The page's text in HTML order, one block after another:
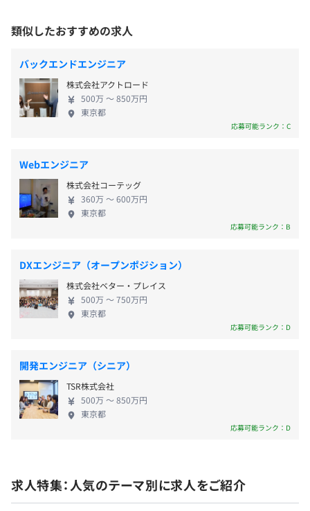
※開発環境：PHP、MySQL
■仮想通貨アプリ開発
バックエンド開発
iOsアプリ、Androidアプリのリリース対応も実施
チーム体制：SE1名、PG2名
■売上管理システム開発
不動産関係の売上管理システムの開発
工程は、詳細設計・製造・テストを対応
チーム体制：SE1名、PG4名
※開発環境：PHP、Vue.js、MySQL、JavaScript
■コールセンター向けシステム開発
主な業務内容は、新機能追加、不具合改善、運用改善など
の開発を対応
チーム体制：SE1名、PG2名
※開発環境：JavaScript（Vue.js）、HTML5、CSS3
■広告管理システムの機能開発
アフィリエイトサイトにおけるメディア、広告主の売上管
理も可能なアプリの開発
チーム体制：SE1名、PG4名
※開発環境：PHP（CakePHP）、Javascript
勤怠管理・シフト管理・有給休暇管理などが可能なシステ
■給与先払い制度（給料日前に支払いもOK）
■社員旅行あり
■友達紹介制度
■資格支援制度（資格取得により資格手当の支給）
■定期健康診断
■オンライン社員総会（四半期に一度）
■オフィスグリコ（ひと休憩できるお菓子スペース）
■在宅勤務・リモートワークOK
■勉強会
給与/役職改定 年4回
保険）
らなるスキルアップを目指せる環境です。 たとえ
ば、大手ヘルスケア企業や大手IOT企業で事業責任者
を務めた技術部門最高責任者による年間約60回の技
術勉強会や半年に1回のキャリア相談会、エンジニア
総会などが開催されています。エンジニア総会では、
クライアント評価やスキルレベルを参考にMVPを半
年に1回選出し、大きなインセンティブが得られる機
間休日125日／完全週休2日制／リモート勤務相談可
と、ワークライフバランスも充実。現在、エンジニ
ア経験が1〜3年程度でも自発性を持って取り組める
人を求めており、会社づくりにも積極的に参加して
ほしいと考えています。ぜひ一緒に仲間として働きま
提供する法人向け有料会員制サービスです。エントリ
ーした企業の中から、厳正な審査のもと選出したベ
ンチャー企業100社が「ベストベンチャー100」とし
て紹介されます。
類似したおすすめの求人
バックエンドエンジニア
株式会社アクトロード
500万 〜 850万円
東京都
応募可能ランク：C
Webエンジニア
株式会社コーテッグ
360万 〜 600万円
東京都
応募可能ランク：B
DXエンジニア（オープンポジション）
株式会社ベター・プレイス
500万 〜 750万円
東京都
応募可能ランク：D
開発エンジニア（シニア）
TSR株式会社
500万 〜 850万円
東京都
応募可能ランク：D
求人特集：人気のテーマ別に求人をご紹介